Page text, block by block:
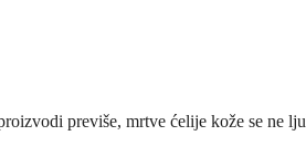
previše, mrtve ćelije kože se ne